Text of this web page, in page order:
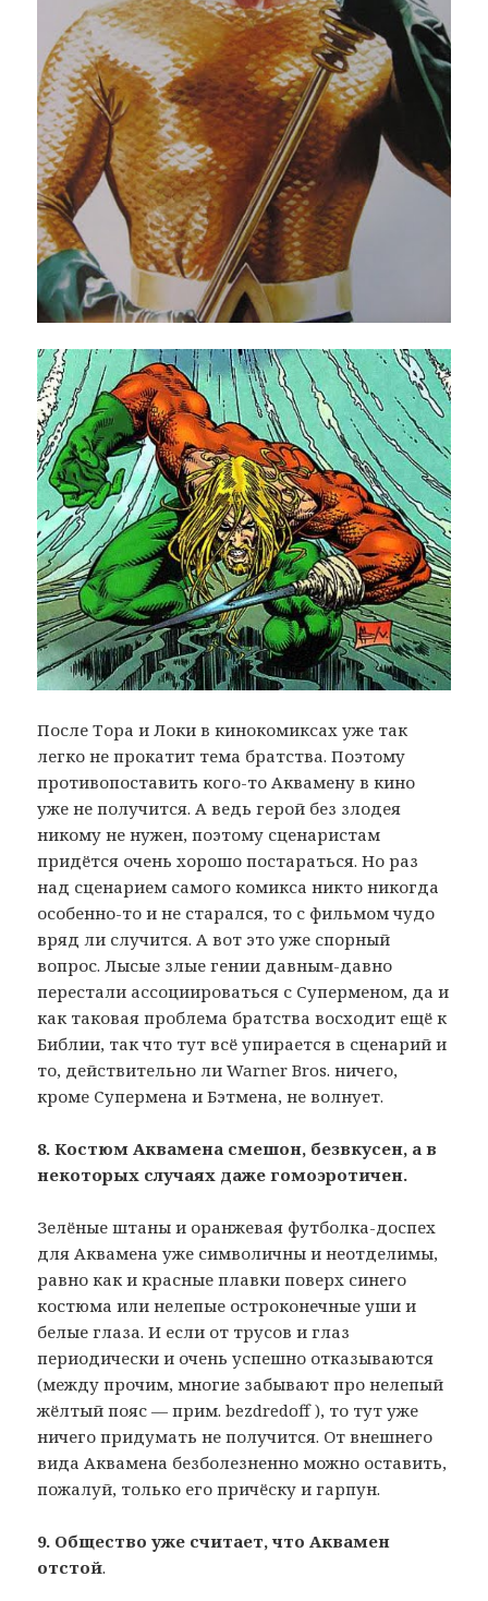
После Тора и Локи в кинокомиксах уже так
легко не прокатит тема братства. Поэтому
противопоставить кого-то Аквамену в кино
уже не получится. А ведь герой без злодея
никому не нужен, поэтому сценаристам
придётся очень хорошо постараться. Но раз
над сценарием самого комикса никто никогда
особенно-то и не старался, то с фильмом чудо
вряд ли случится. А вот это уже спорный
вопрос. Лысые злые гении давным-давно
перестали ассоциироваться с Суперменом, да и
как таковая проблема братства восходит ещё к
Библии, так что тут всё упирается в сценарий и
то, действительно ли Warner Bros. ничего,
кроме Супермена и Бэтмена, не волнует.
8. Костюм Аквамена смешон, безвкусен, а в
некоторых случаях даже гомоэротичен.
Зелёные штаны и оранжевая футболка-доспех
для Аквамена уже символичны и неотделимы,
равно как и красные плавки поверх синего
костюма или нелепые остроконечные уши и
белые глаза. И если от трусов и глаз
периодически и очень успешно отказываются
(между прочим, многие забывают про нелепый
жёлтый пояс — прим. bezdredoff ), то тут уже
ничего придумать не получится. От внешнего
вида Аквамена безболезненно можно оставить,
пожалуй, только его причёску и гарпун.
9. Общество уже считает, что Аквамен
отстой.